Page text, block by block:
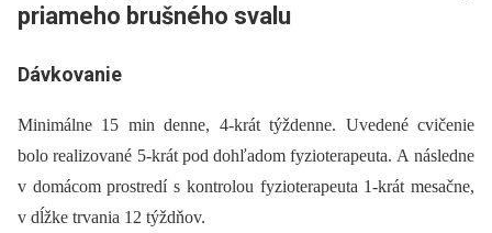
priameho brušného svalu
Dávkovanie
Minimálne 15 min denne, 4-krát týždenne. Uvedené cvičenie
bolo realizované 5-krát pod dohľadom fyzioterapeuta. A následne
v domácom prostredí s kontrolou fyzioterapeuta 1-krát mesačne,
v dĺžke trvania 12 týždňov.